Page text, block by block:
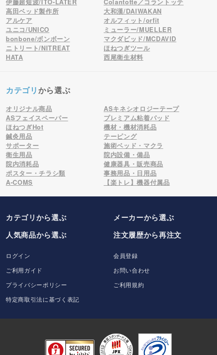
高田ベッド製作所
大和漢/DAIWAKAN
アルケア
オルフィット/orfit
ユニコ/UNICO
ミューラー/MUELLER
bonbone/ボンボーン
マクダビッド/MCDAVID
ニトリート/NITREAT
ほねつぎツール
HATA
西尾衛生材料
カテゴリから選ぶ
オリジナル商品
ASキネシオロジーテープ
ASフェイスペーパー
プレミアム粘着パッド
ほねつぎHot
機材・機材消耗品
鍼灸用品
テーピング
サポーター
施術ベッド・マクラ
衛生用品
院内設備・備品
院内消耗品
健康器具・販売商品
ポスター・チラシ類
事務用品・日用品
A-COMS
【楽トレ】機器付属品
カテゴリから選ぶ メーカーから選ぶ
人気商品から選ぶ
注文履歴から再注文
ログイン
会員登録
ご利用ガイド
お問い合わせ
プライバシーポリシー
ご利用規約
特定商取引法に基づく表記